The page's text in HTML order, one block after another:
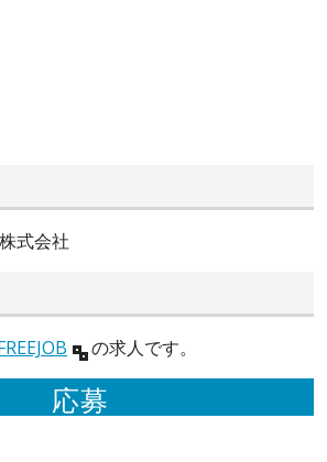
式会社
の求人です。
応募